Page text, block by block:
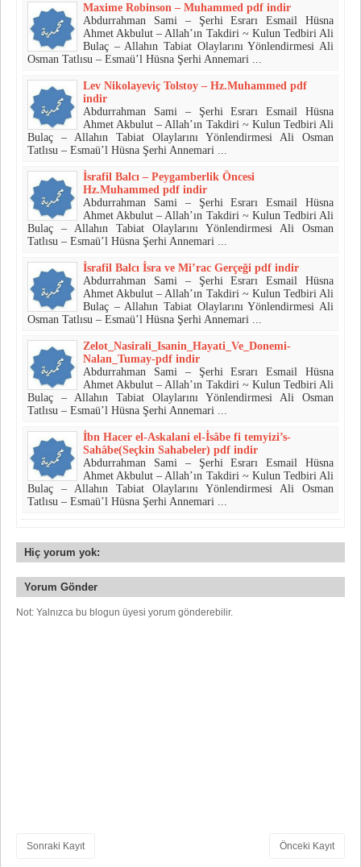
Maxime Robinson – Muhammed pdf indir
Abdurrahman Sami – Şerhi Esrarı Esmail Hüsna
Ahmet Akbulut – Allah’ın Takdiri ~ Kulun Tedbiri Ali
Bulaç – Allahın Tabiat Olaylarını Yönlendirmesi Ali
Osman Tatlısu – Esmaü’l Hüsna Şerhi Annemari ...
Lev Nikolayeviç Tolstoy – Hz.Muhammed pdf
indir
Abdurrahman Sami – Şerhi Esrarı Esmail Hüsna
Ahmet Akbulut – Allah’ın Takdiri ~ Kulun Tedbiri Ali
Bulaç – Allahın Tabiat Olaylarını Yönlendirmesi Ali Osman
Tatlısu – Esmaü’l Hüsna Şerhi Annemari ...
İsrafil Balcı – Peygamberlik Öncesi
Hz.Muhammed pdf indir
Abdurrahman Sami – Şerhi Esrarı Esmail Hüsna
Ahmet Akbulut – Allah’ın Takdiri ~ Kulun Tedbiri Ali
Bulaç – Allahın Tabiat Olaylarını Yönlendirmesi Ali Osman
Tatlısu – Esmaü’l Hüsna Şerhi Annemari ...
İsrafil Balcı İsra ve Mi’rac Gerçeği pdf indir
Abdurrahman Sami – Şerhi Esrarı Esmail Hüsna
Ahmet Akbulut – Allah’ın Takdiri ~ Kulun Tedbiri Ali
Bulaç – Allahın Tabiat Olaylarını Yönlendirmesi Ali
Osman Tatlısu – Esmaü’l Hüsna Şerhi Annemari ...
Zelot_Nasirali_Isanin_Hayati_Ve_Donemi-
Nalan_Tumay-pdf indir
Abdurrahman Sami – Şerhi Esrarı Esmail Hüsna
Ahmet Akbulut – Allah’ın Takdiri ~ Kulun Tedbiri Ali
Bulaç – Allahın Tabiat Olaylarını Yönlendirmesi Ali Osman
Tatlısu – Esmaü’l Hüsna Şerhi Annemari ...
İbn Hacer el-Askalani el-İsâbe fi temyizi’s-
Sahâbe(Seçkin Sahabeler) pdf indir
Abdurrahman Sami – Şerhi Esrarı Esmail Hüsna
Ahmet Akbulut – Allah’ın Takdiri ~ Kulun Tedbiri Ali
Bulaç – Allahın Tabiat Olaylarını Yönlendirmesi Ali Osman
Tatlısu – Esmaü’l Hüsna Şerhi Annemari ...
Hiç yorum yok:
Yorum Gönder
Not: Yalnızca bu blogun üyesi yorum gönderebilir.
Sonraki Kayıt Önceki Kayıt